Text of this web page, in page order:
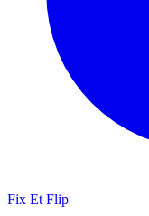
Fix Et Flip